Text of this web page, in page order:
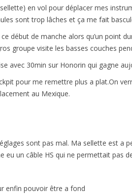
en vol pour déplacer mes
sont trop lâches et ça me fait
début de manche alors qu’un point
groupe visite les basses couches
avec 30min sur Honorin qui gagne
pour me remettre plus a plat.On
au Mexique.
sont pas mal. Ma sellette est
eu un câble HS qui ne permettait pas
enfin pouvoir être a fond